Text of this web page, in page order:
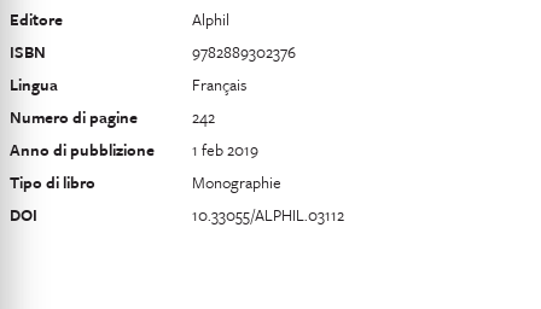
Editore
Alphil
ISBN
9782889302376
Lingua
Français
Numero di pagine
242
Anno di pubblizione
1 feb 2019
Tipo di libro
Monographie
DOI
10.33055/ALPHIL.03112